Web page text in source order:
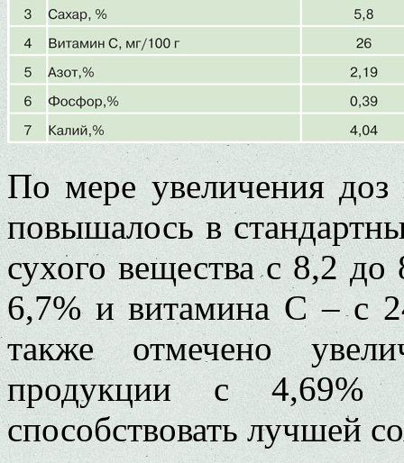
По мере увеличения
повышалось в
сухого вещества с 8,2
6,7% и витамина С – с
также отмечено
продукции с 4,69%
способствовать лучшей